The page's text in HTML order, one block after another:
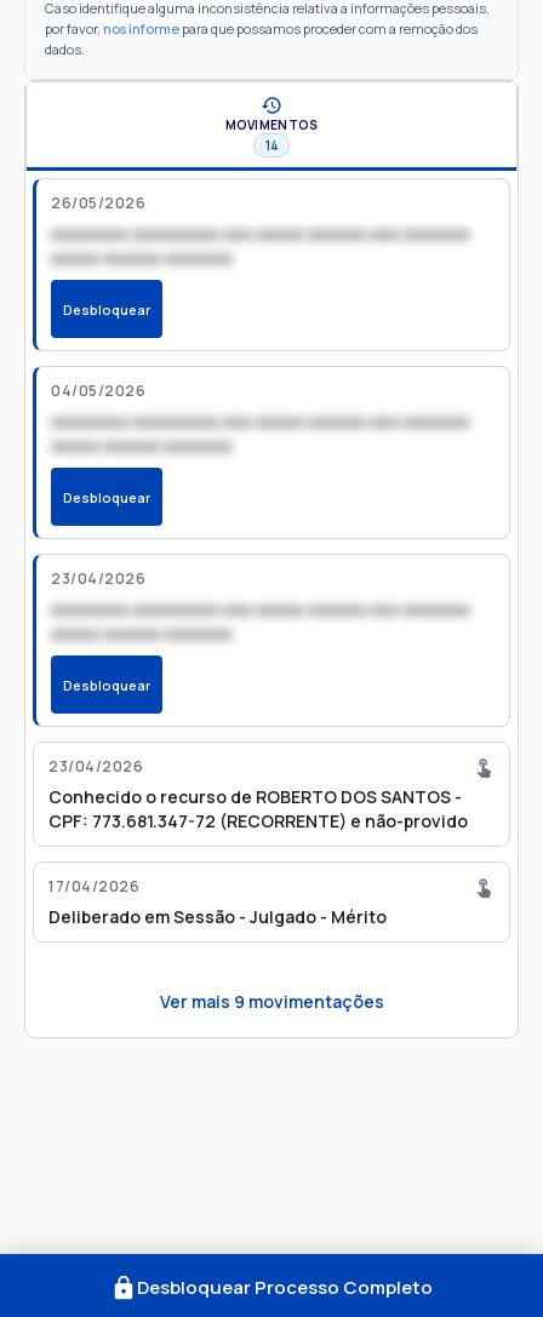
Caso identifique alguma inconsistência relativa a informações pessoais,
por favor, nos informe para que possamos proceder com a remoção dos
dados.
MOVIMENTOS
14
26/05/2026
xxxxxxxx xxxxxxxxx xxx xxxxx xxxxxx xxx xxxxxxx
xxxxx xxxxxx xxxxxxx
Desbloquear
04/05/2026
xxxxxxxx xxxxxxxxx xxx xxxxx xxxxxx xxx xxxxxxx
xxxxx xxxxxx xxxxxxx
Desbloquear
23/04/2026
xxxxxxxx xxxxxxxxx xxx xxxxx xxxxxx xxx xxxxxxx
xxxxx xxxxxx xxxxxxx
Desbloquear
23/04/2026
Conhecido o recurso de ROBERTO DOS SANTOS -
CPF: 773.681.347-72 (RECORRENTE) e não-provido
17/04/2026
Deliberado em Sessão - Julgado - Mérito
Ver mais 9 movimentações
Desbloquear Processo Completo